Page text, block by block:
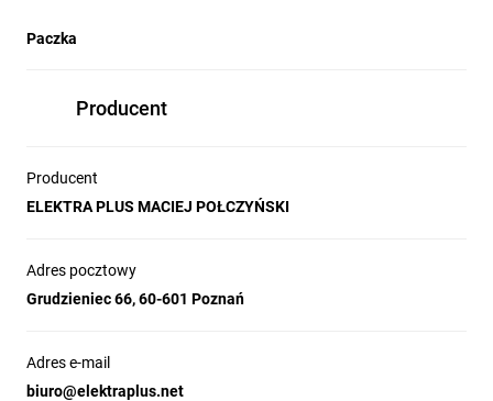
Paczka
Producent
Producent
ELEKTRA PLUS MACIEJ POŁCZYŃSKI
Adres pocztowy
Grudzieniec 66, 60-601 Poznań
Adres e-mail
biuro@elektraplus.net